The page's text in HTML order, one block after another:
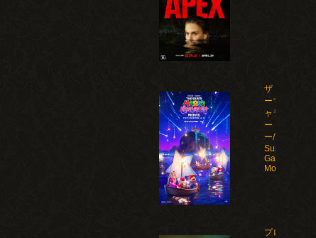
ザ・スーパ
ーマリオギ
ャラクシ
ー・ムービ
ー/The
Super Mario
Galaxy
Movie(2026)
プロジェク